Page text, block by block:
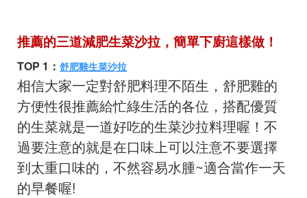
推薦的三道減肥生菜沙拉，簡單下廚這樣做！
TOP 1 ： 舒肥雞生菜沙拉
相信大家一定對舒肥料理不陌生，舒肥雞的
方便性很推薦給忙綠生活的各位，搭配優質
的生菜就是一道好吃的生菜沙拉料理喔！不
過要注意的就是在口味上可以注意不要選擇
到太重口味的，不然容易水腫~適合當作一天
的早餐喔!